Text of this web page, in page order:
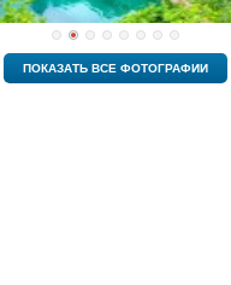
ПОКАЗАТЬ ВСЕ ФОТОГРАФИИ